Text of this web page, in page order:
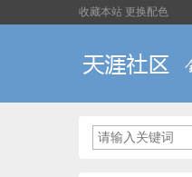
收藏本站 更换配色